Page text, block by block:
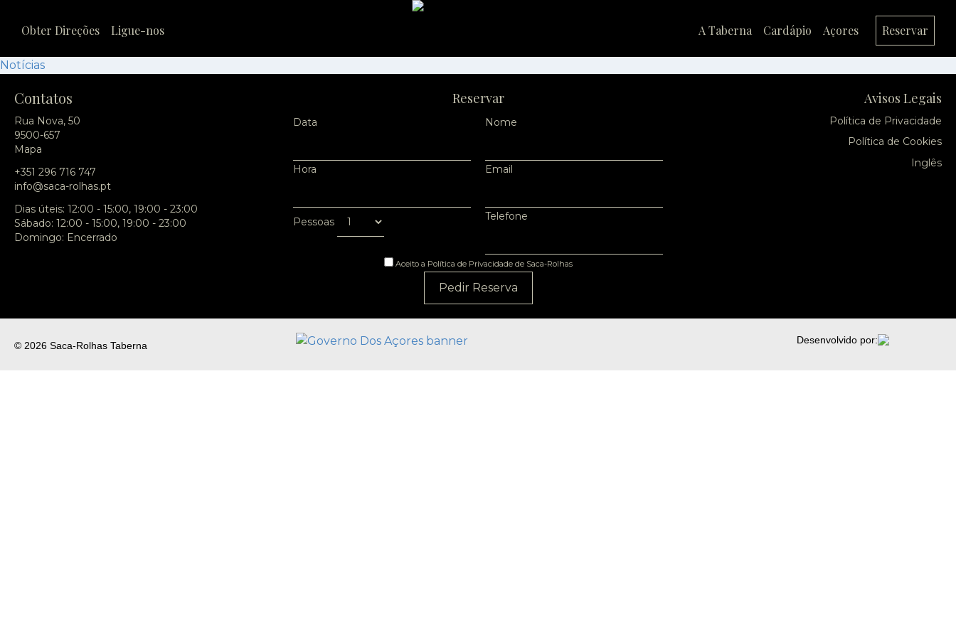
Obter Direções Ligue-nos A Taberna Cardápio Açores Reservar
Notícias
Contatos
Rua Nova, 50
9500-657
Mapa
+351 296 716 747
info@saca-rolhas.pt
Dias úteis: 12:00 - 15:00, 19:00 - 23:00
Sábado: 12:00 - 15:00, 19:00 - 23:00
Domingo: Encerrado
Reservar
Data
Hora
Pessoas
Nome
Email
Telefone
Aceito a Política de Privacidade de Saca-Rolhas
Pedir Reserva
Avisos Legais
Política de Privacidade
Política de Cookies
Inglês
© 2026 Saca-Rolhas Taberna Desenvolvido por: